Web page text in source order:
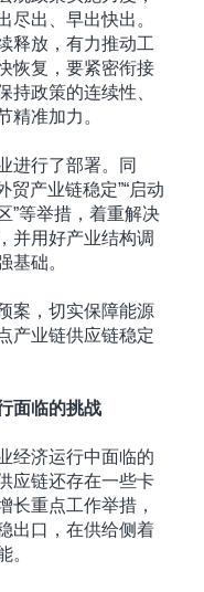
尽出、早出快出。
释放，有力推动工
恢复，要紧密衔接
持政策的连续性、
精准加力。
行了部署。同
贸产业链稳定”“启动
”等举措，着重解决
并用好产业结构调
基础。
，切实保障能源
产业链供应链稳定
面临的挑战
济运行中面临的
应链还存在一些卡
长重点工作举措，
出口，在供给侧着
。